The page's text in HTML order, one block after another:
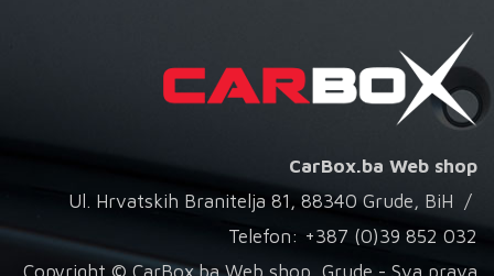
CarBox.ba Web shop
Ul. Hrvatskih Branitelja 81, 88340 Grude, BiH /
Telefon: +387 (0)39 852 032